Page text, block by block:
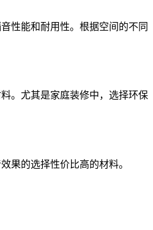
性能和耐用性。根据空间的不同
。尤其是家庭装修中，选择环保
果的选择性价比高的材料。